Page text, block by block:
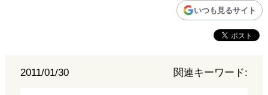
いつも見るサイト
2011/01/30 関連キーワード: